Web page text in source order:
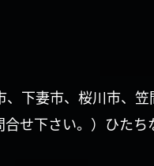
下妻市、桜川市、
せ下さい。）ひた